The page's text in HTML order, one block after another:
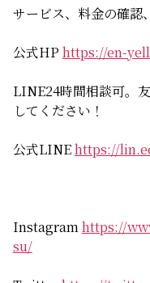
サービス、料金の確
公式HP https://en-
LINE24時間相談可。
してください！
公式LINEhttps://
Instagramhttps://
su/